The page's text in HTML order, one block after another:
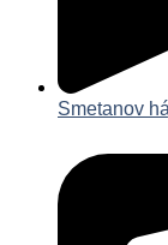
Smetanov